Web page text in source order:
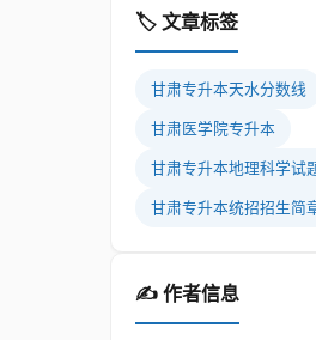
🏷️ 文章标签
甘肃专升本天水分数线
甘肃医学院专升本
甘肃专升本地理科学试
甘肃专升本统招招生简
✍️ 作者信息